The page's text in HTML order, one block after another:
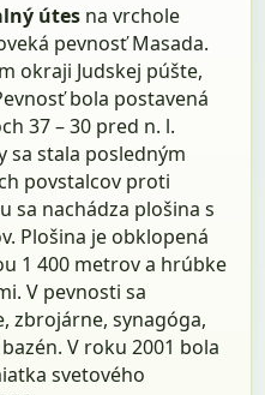
útes na vrchole
pevnosť Masada.
okraji Judskej púšte,
bola postavená
37 – 30 pred n. l.
sa stala posledným
povstalcov proti
sa nachádza plošina s
Plošina je obklopená
1 400 metrov a hrúbke
V pevnosti sa
zbrojárne, synagóga,
V roku 2001 bola
svetového